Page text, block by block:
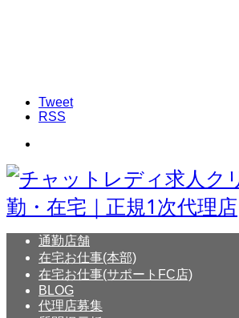
Tweet
RSS
通勤店舗
在宅お仕事(本部)
在宅お仕事(サポートFC店)
BLOG
代理店募集